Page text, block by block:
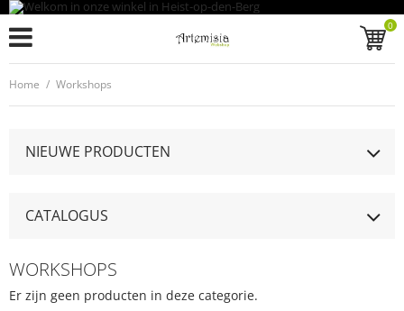
0
Home / Workshops
NIEUWE PRODUCTEN
CATALOGUS
WORKSHOPS
Er zijn geen producten in deze categorie.